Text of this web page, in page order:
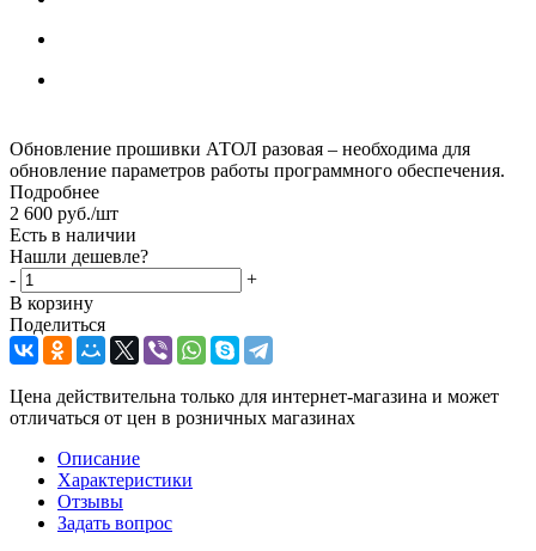
Обновление прошивки АТОЛ разовая – необходима для
обновление параметров работы программного обеспечения.
Подробнее
2 600 руб./шт
Есть в наличии
Нашли дешевле?
-
+
В корзину
Поделиться
Цена действительна только для интернет-магазина и может
отличаться от цен в розничных магазинах
Описание
Характеристики
Отзывы
Задать вопрос